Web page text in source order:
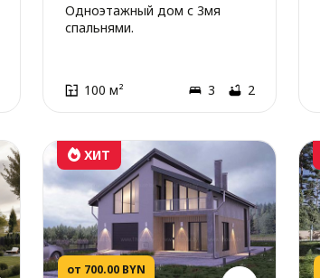
Одноэтажный дом с 3мя
спальнями.
100 м² 3 2
от 700.00 BYN
ХИТ